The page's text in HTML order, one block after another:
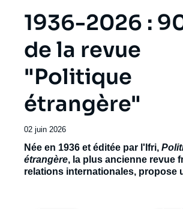
1936-2026 :
de la revue
"Politique
étrangère"
Date
publication
02 juin 2026
Accroche
Née en 1936 et éditée par l'Ifri,
étrangère, la plus ancienne revue
relations internationales, propose